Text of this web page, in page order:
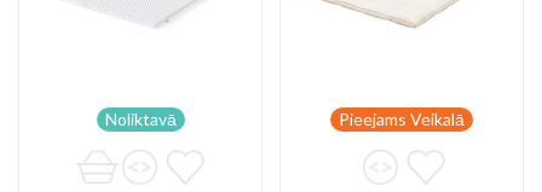
Noliktavā Pieejams Veikalā